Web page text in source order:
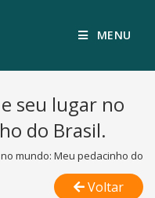
MENU
seu lugar no
do Brasil.
mundo: Meu pedacinho do
Voltar